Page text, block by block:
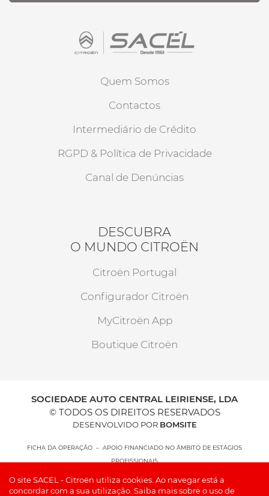
Quem Somos
Contactos
Intermediário de Crédito
RGPD & Política de Privacidade
Canal de Denúncias
DESCUBRA
O MUNDO CITROËN
Citroën Portugal
Configurador Citroën
MyCitroën App
Boutique Citroën
SOCIEDADE AUTO CENTRAL LEIRIENSE, LDA
© TODOS OS DIREITOS RESERVADOS
DESENVOLVIDO POR BOMSITE
FICHA DA OPERAÇÃO – APOIO FINANCIADO NO ÂMBITO DE ESTÁGIOS
PROFISSIONAIS
O site SACEL - Citroën utiliza cookies. Ao navegar está a
concordar com a sua utilização. Saiba mais sobre o uso de